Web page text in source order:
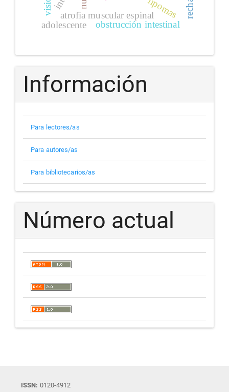
atrofia muscular espinal
obstrucción intestinal
adolescente
lipomas
Información
Para lectores/as
Para autores/as
Para bibliotecarios/as
Número actual
ISSN: 0120-4912